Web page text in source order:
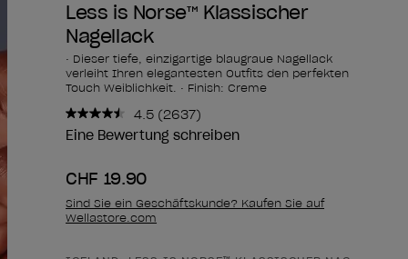
Less is Norse™ Klassischer
Nagellack
• Dieser tiefe, einzigartige blaugraue Nagellack
verleiht Ihren elegantesten Outfits den perfekten
Touch Weiblichkeit. • Finish: Creme
4.5 2637
Bewertungen
lesen..
Seite.
(2637)
Eine Bewertung schreiben
CHF 19.90
Sind Sie ein Geschäftskunde? Kaufen Sie auf
Wellastore.com